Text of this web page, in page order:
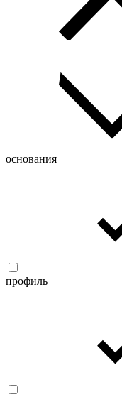
основания
профиль